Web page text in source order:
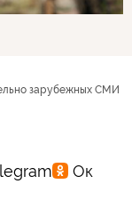
зарубежных СМИ